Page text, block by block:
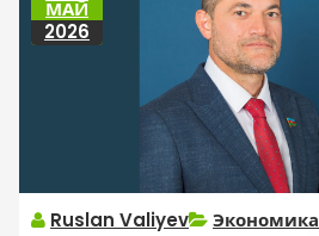
МАЙ
2026
Ruslan Valiyev Экономика